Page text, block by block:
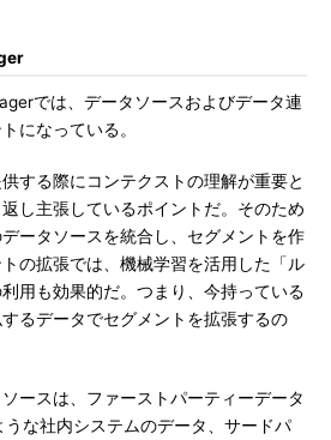
では、データソースおよびデータ連
になっている。
する際にコンテクストの理解が重要と
し主張しているポイントだ。そのため
ータソースを統合し、セグメントを作
の拡張では、機械学習を活用した「ル
用も効果的だ。つまり、今持っている
るデータでセグメントを拡張するの
ースは、ファーストパーティーデータ
うな社内システムのデータ、サードパ